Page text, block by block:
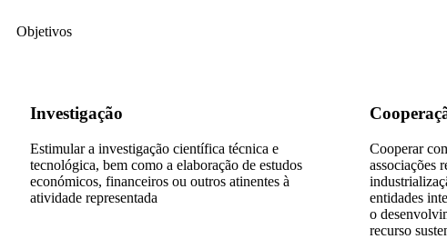
Objetivos
Investigação
Estimular a investigação científica técnica e
tecnológica, bem como a elaboração de estudos
económicos, financeiros ou outros atinentes à
atividade representada
Cooperar
associações
entidades
o
recurso